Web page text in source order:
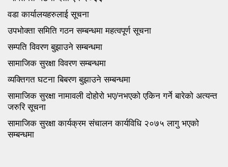
वडा कार्यालयहरुलाई सूचना
उपभोक्ता समिति गठन सम्बन्धमा महत्वपूर्ण सूचना
सम्पति विवरण बुझाउने सम्बन्धमा
सामाजिक सुरक्षा विवरण सम्बन्धमा
व्यक्तिगत घटना बिबरण बुझाउने सम्बन्धमा
सामाजिक सुरक्षा नामावली दोहोरो भए/नभएको एकिन गर्ने बारेको अत्यन्त
जरुरि सूचना
सामाजिक सुरक्षा कार्यक्रम संचालन कार्यविधि २०७५ लागु भएको
सम्बन्धमा